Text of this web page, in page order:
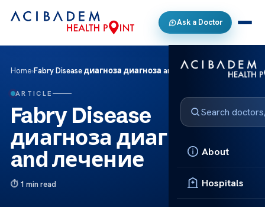
Ask a Doctor
About
Hospitals
Home›Fabry Disease диагноза диагноза and лечение
ARTICLE
Fabry Disease
диагноза диагноза
and лечение
1 min read